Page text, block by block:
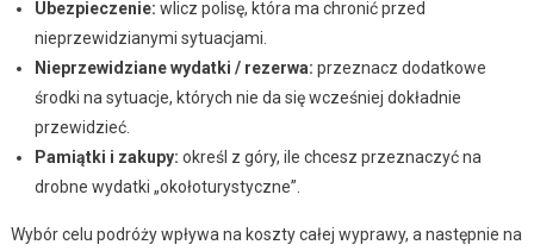
Ubezpieczenie: wlicz polisę, która ma chronić przed
nieprzewidzianymi sytuacjami.
Nieprzewidziane wydatki / rezerwa: przeznacz dodatkowe
środki na sytuacje, których nie da się wcześniej dokładnie
przewidzieć.
Pamiątki i zakupy: określ z góry, ile chcesz przeznaczyć na
drobne wydatki „okołoturystyczne”.
Wybór celu podróży wpływa na koszty całej wyprawy, a następnie na